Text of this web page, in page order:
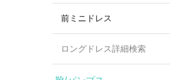
前ミニドレス
ロングドレス詳細検索